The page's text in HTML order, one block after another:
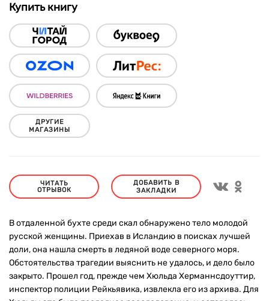
Купить книгу
ДРУГИЕ
МАГАЗИНЫ
ЧИТАТЬ
ОТРЫВОК
ДОБАВИТЬ В
ЗАКЛАДКИ
В отдаленной бухте среди скал обнаружено тело молодой
русской женщины. Приехав в Исландию в поисках лучшей
доли, она нашла смерть в ледяной воде северного моря.
Обстоятельства трагедии выяснить не удалось, и дело было
закрыто. Прошел год, прежде чем Хюльда Херманнсдоуттир,
инспектор полиции Рейкьявика, извлекла его из архива. Для